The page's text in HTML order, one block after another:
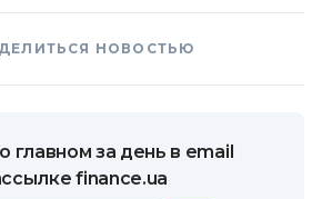
НОВОСТЬЮ
главном за день в email
finance.ua